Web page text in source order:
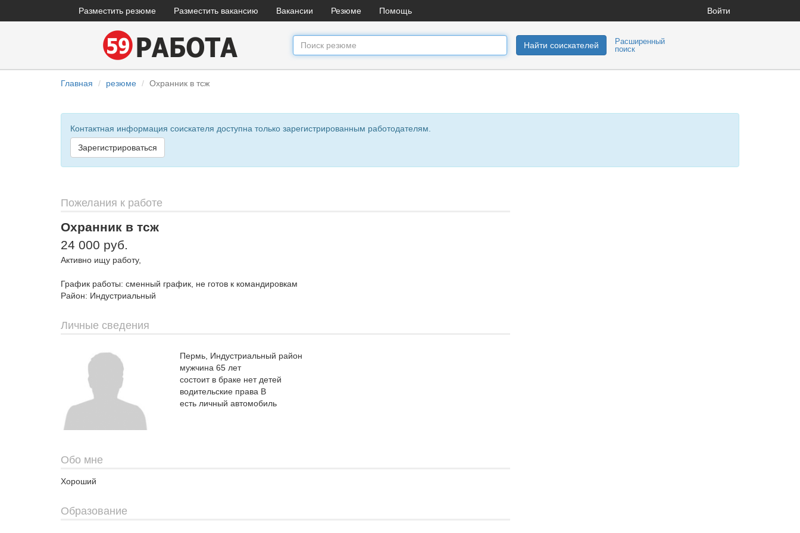
Разместить резюме Разместить вакансию Вакансии Резюме Помощь Войти
Найти соискателей
Расширенный
поиск
Главная резюме Охранник в тсж
Контактная информация соискателя доступна только зарегистрированным работодателям.
Зарегистрироваться
Пожелания к работе
Охранник в тсж
24 000 руб.
Активно ищу работу,
График работы: сменный график, не готов к командировкам
Район: Индустриальный
Личные сведения
Пермь, Индустриальный район
мужчина 65 лет
состоит в браке нет детей
водительские права B
есть личный автомобиль
Обо мне
Хороший
Образование